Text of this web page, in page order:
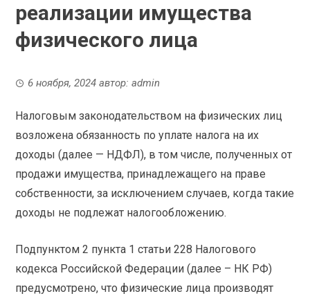
реализации имущества
физического лица
6 ноября, 2024 автор:admin
Налоговым законодательством на физических лиц
возложена обязанность по уплате налога на их
доходы (далее — НДФЛ), в том числе, полученных от
продажи имущества, принадлежащего на праве
собственности, за исключением случаев, когда такие
доходы не подлежат налогообложению.
Подпунктом 2 пункта 1 статьи 228 Налогового
кодекса Российской Федерации (далее – НК РФ)
предусмотрено, что физические лица производят